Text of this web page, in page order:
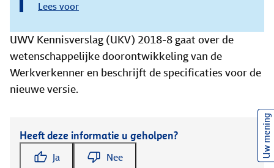
Lees voor
UWV Kennisverslag (UKV) 2018-8 gaat over de
wetenschappelijke doorontwikkeling van de
Werkverkenner en beschrijft de specificaties voor de
nieuwe versie.
Heeft deze informatie u geholpen?
Ja Nee Uw mening